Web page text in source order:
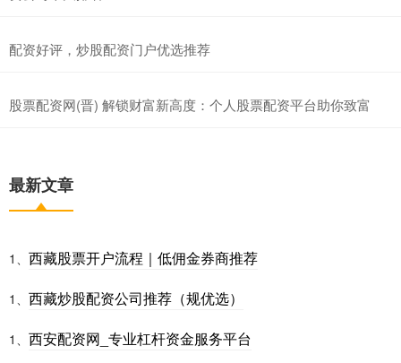
配资好评，炒股配资门户优选推荐
股票配资网(晋) 解锁财富新高度：个人股票配资平台助你致富
最新文章
1、 西藏股票开户流程｜低佣金券商推荐
1、 西藏炒股配资公司推荐（规优选）
1、 西安配资网_专业杠杆资金服务平台